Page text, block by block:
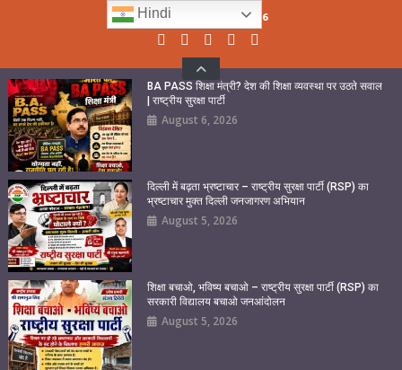
Friday, August 07, 2026
BA PASS शिक्षा मंत्री? देश की शिक्षा व्यवस्था पर उठते सवाल
| राष्ट्रीय सुरक्षा पार्टी
August 6, 2026
दिल्ली में बढ़ता भ्रष्टाचार – राष्ट्रीय सुरक्षा पार्टी (RSP) का
भ्रष्टाचार मुक्त दिल्ली जनजागरण अभियान
August 5, 2026
शिक्षा बचाओ, भविष्य बचाओ – राष्ट्रीय सुरक्षा पार्टी (RSP) का
सरकारी विद्यालय बचाओ जनआंदोलन
August 5, 2026
Hindi